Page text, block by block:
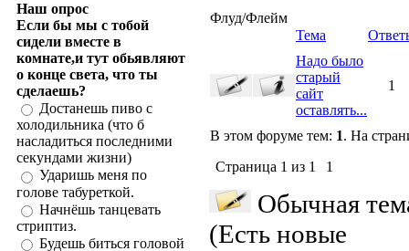
Наш опрос
Если бы мы с тобой
сидели вместе в
комнате,и тут обьявляют
о конце света, что ты
сделаешь?
Достанешь пиво с
холодильника (что б
насладиться последними
секундами жизни)
Ударишь меня по
голове табуреткой.
Начнёшь танцевать
стриптиз.
Будешь биться головой
Флуд/Флейм
Тема
Надо было
старый
сайт
оставлять...
1
В этом форуме тем: 1. На
Страница 1 из 1 1
Обычная
(Есть новые